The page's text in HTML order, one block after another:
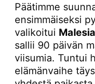
Päätimme
ensimmäiseksi
valikoitui
sallii 90 päivän
viisumia. Tuntui
elämänvaihe